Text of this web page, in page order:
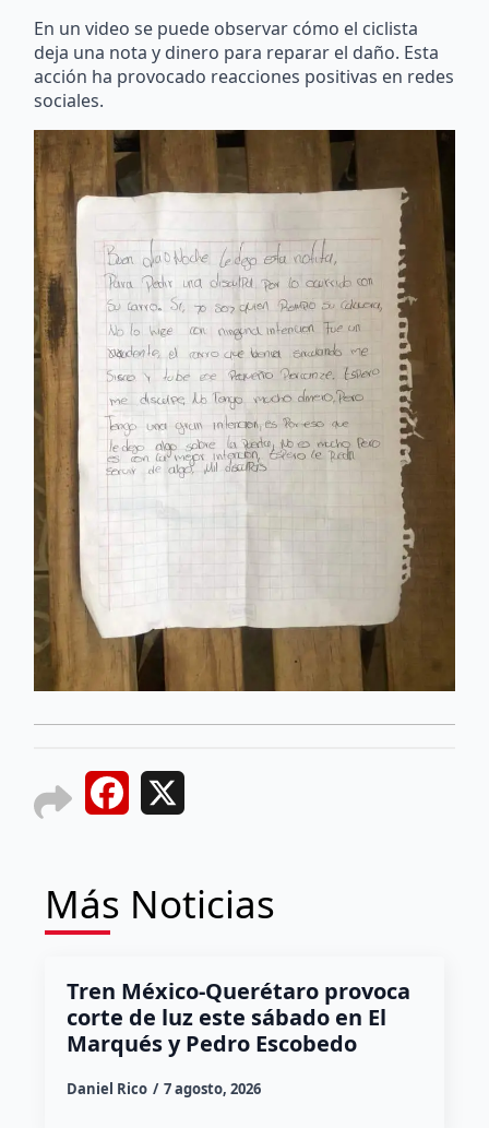
En un video se puede observar cómo el ciclista
deja una nota y dinero para reparar el daño. Esta
acción ha provocado reacciones positivas en redes
sociales.
Facebook
Más Noticias
Tren México-Querétaro provoca
corte de luz este sábado en El
Marqués y Pedro Escobedo
Daniel Rico 7 agosto, 2026